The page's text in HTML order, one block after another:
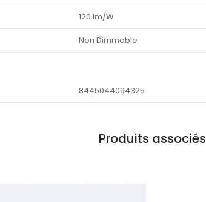
120 lm/W
Non Dimmable
8445044094325
Produits associés